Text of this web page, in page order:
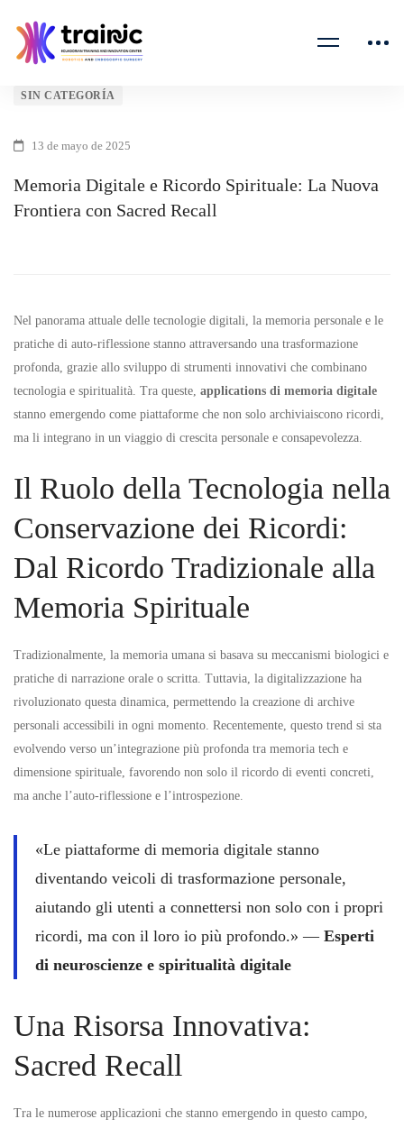
Memoria
Digitale
e
Ricordo
Nuova
Frontiera
con
Recall
SIN CATEGORÍA
13 de mayo de 2025
Memoria Digitale e Ricordo Spirituale: La Nuova
Frontiera con Sacred Recall
Nel panorama attuale delle tecnologie digitali, la memoria personale e le
pratiche di auto-riflessione stanno attraversando una trasformazione
profonda, grazie allo sviluppo di strumenti innovativi che combinano
tecnologia e spiritualità. Tra queste, applications di memoria digitale
stanno emergendo come piattaforme che non solo archiviaiscono ricordi,
ma li integrano in un viaggio di crescita personale e consapevolezza.
Il Ruolo della Tecnologia nella
Conservazione dei Ricordi:
Dal Ricordo Tradizionale alla
Memoria Spirituale
Tradizionalmente, la memoria umana si basava su meccanismi biologici e
pratiche di narrazione orale o scritta. Tuttavia, la digitalizzazione ha
rivoluzionato questa dinamica, permettendo la creazione di archive
personali accessibili in ogni momento. Recentemente, questo trend si sta
evolvendo verso un’integrazione più profonda tra memoria tech e
dimensione spirituale, favorendo non solo il ricordo di eventi concreti,
ma anche l’auto-riflessione e l’introspezione.
«Le piattaforme di memoria digitale stanno
diventando veicoli di trasformazione personale,
aiutando gli utenti a connettersi non solo con i propri
ricordi, ma con il loro io più profondo.» — Esperti
di neuroscienze e spiritualità digitale
Una Risorsa Innovativa:
Sacred Recall
Tra le numerose applicazioni che stanno emergendo in questo campo,